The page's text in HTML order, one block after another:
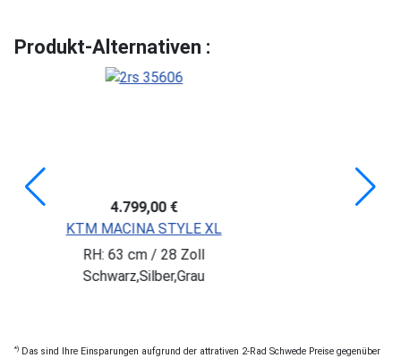
Produkt-Alternativen :
€
STYLE XL
*) Das sind Ihre Einsparungen aufgrund der attrativen 2-Rad Schwede Preise gegenüber